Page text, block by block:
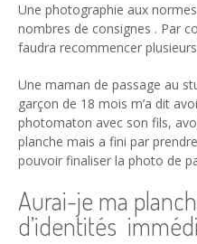
Une photographie aux
nombres de consignes . Par
faudra recommencer
Une maman de passage au
garçon de 18 mois m’a dit
photomaton avec son fils,
planche mais a fini par
pouvoir finaliser la photo de
Aurai-je ma
d’identités